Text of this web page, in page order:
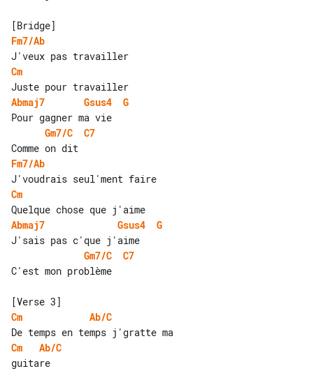
Fm7/Ab
Cm
Abmaj7
Gsus4
G
Gm7/C
C7
Fm7/Ab
Cm
Abmaj7
Gsus4
G
Gm7/C
C7
C'est mon problème
Cm
Ab/C
Cm
Ab/C